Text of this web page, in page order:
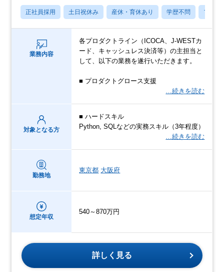
正社員採用 土日祝休み 産休・育休あり 学歴不問 フレッ
業務内容
各プロダクトライン（ICOCA、J-WESTカ
ード、キャッシュレス決済等）の主担当と
して、以下の業務を遂行いただきます。
■ プロダクトグロース支援
…続きを読む
対象となる方
■ ハードスキル
Python, SQLなどの実務スキル（3年程度）
…続きを読む
勤務地
東京都 大阪府
想定年収
540～870万円
詳しく見る